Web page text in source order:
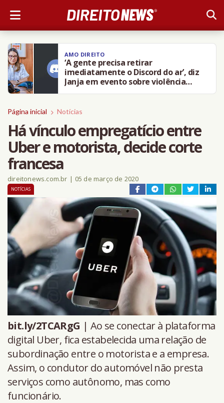
AMO DIREITO
‘A gente precisa retirar
imediatamente o Discord do ar’, diz
Janja em evento sobre violência
contra crianças
Página inicial Notícias
Há vínculo empregatício entre
Uber e motorista, decide corte
francesa
direitonews.com.br | 05 de março de 2020
NOTÍCIAS
bit.ly/2TCARgG | Ao se conectar à plataforma
digital Uber, fica estabelecida uma relação de
subordinação entre o motorista e a empresa.
Assim, o condutor do automóvel não presta
serviços como autônomo, mas como
funcionário.